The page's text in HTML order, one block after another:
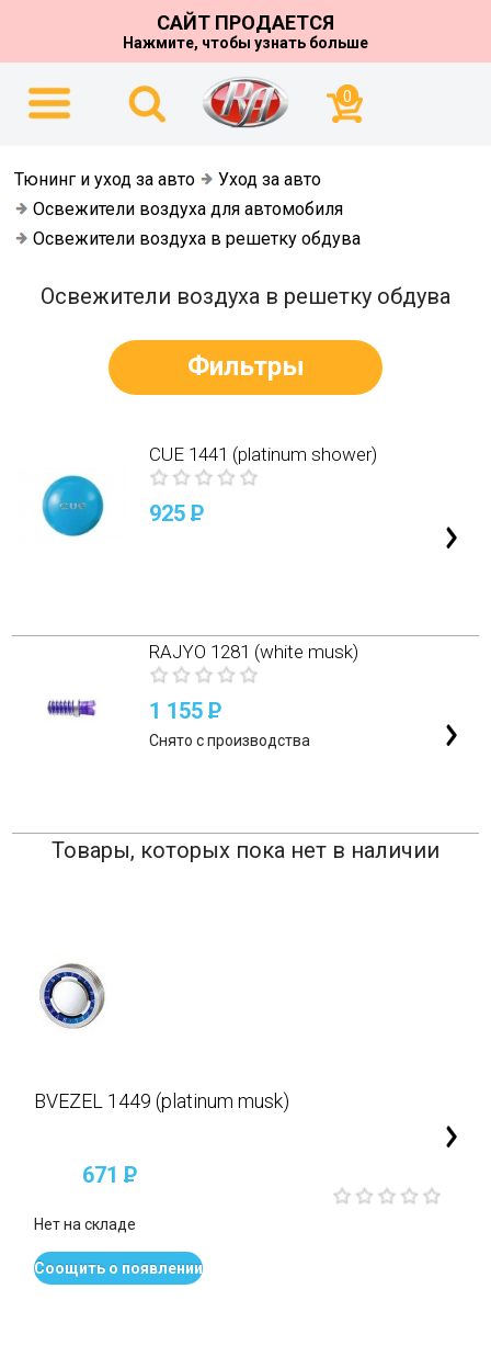
САЙТ ПРОДАЕТСЯ
Нажмите, чтобы узнать больше
0
Тюнинг и уход за авто
Уход за авто
Освежители воздуха для автомобиля
Освежители воздуха в решетку обдува
Освежители воздуха в решетку обдува
Фильтры
CUE 1441 (platinum shower)
925P
RAJYO 1281 (white musk)
1 155P
Снято с производства
Товары, которых пока нет в наличии
BVEZEL 1449 (platinum musk)
671P
Нет на складе
Соощить о появлении